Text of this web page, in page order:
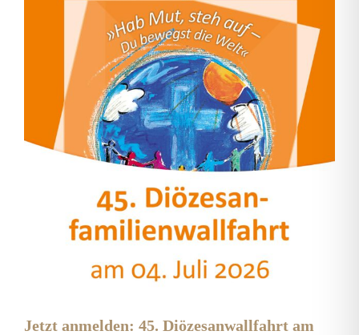
Jetzt anmelden: 45. Diözesanwallfahrt am